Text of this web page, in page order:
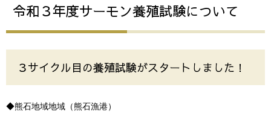
令和３年度サーモン養殖試験について
３サイクル目の養殖試験がスタートしました！
◆熊石地域地域（熊石漁港）